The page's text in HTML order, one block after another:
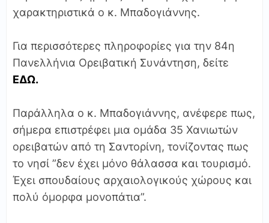
χαρακτηριστικά ο κ. Μπαδογιάννης.
Για περισσότερες πληροφορίες για την 84η
Πανελλήνια Ορειβατική Συνάντηση, δείτε
ΕΔΩ.
Παράλληλα ο κ. Μπαδογιάννης, ανέφερε πως,
σήμερα επιστρέφει μια ομάδα 35 Χανιωτών
ορειβατών από τη Σαντορίνη, τονίζοντας πως
το νησί ”δεν έχει μόνο θάλασσα και τουρισμό.
Έχει σπουδαίους αρχαιολογικούς χώρους και
πολύ όμορφα μονοπάτια”.